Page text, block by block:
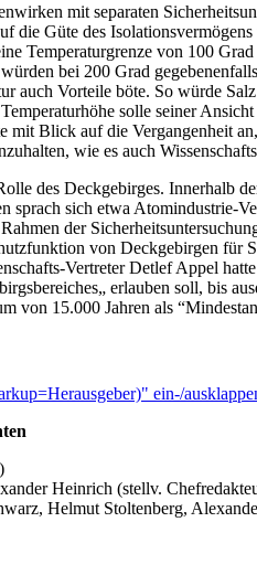
mit separaten
die Güte des
Temperaturgrenze von 100
bei 200 Grad
auch Vorteile böte. So würde
solle seiner
Blick auf die Vergangenheit
wie es auch
des Deckgebirges. Innerhalb
sprach sich etwa Atomindustrie-
der
von Deckgebirgen für
Vertreter Detlef Appel
erlauben soll, bis
von 15.000 Jahren als
ein-/
Heinrich (stellv.
Helmut Stoltenberg,